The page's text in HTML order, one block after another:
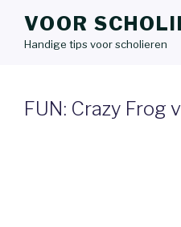
VOOR
Handige tips voor scholieren
FUN: Crazy Frog